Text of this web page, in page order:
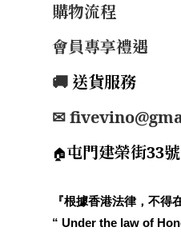
購物流程
會員專享禮遇
🚚 送貨服務
✉
🏠屯門建榮街33
『根據香港法律，不得
“ Under the law of